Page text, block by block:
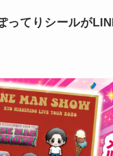
ってりシールが